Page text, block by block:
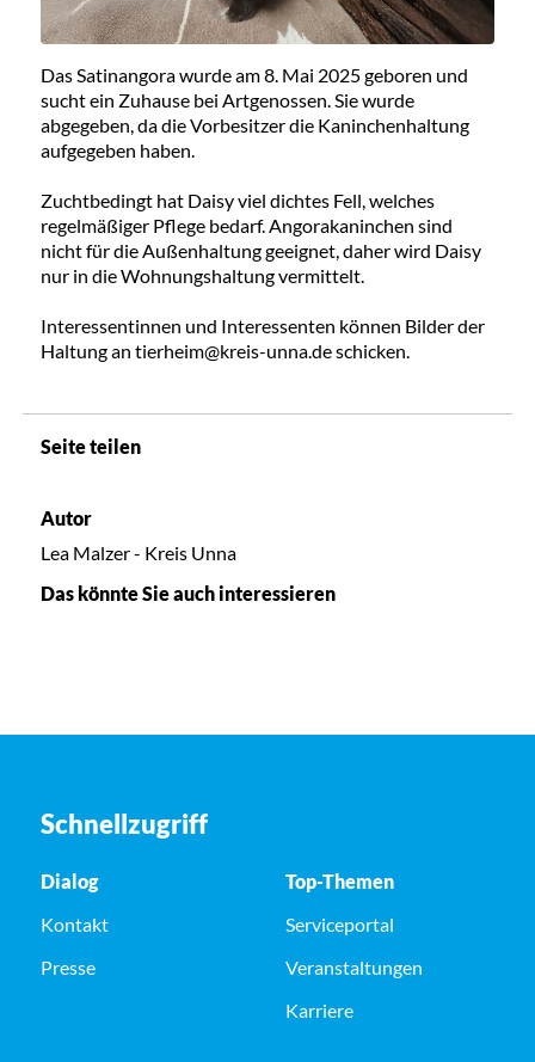
Das Satinangora wurde am 8. Mai 2025 geboren und
sucht ein Zuhause bei Artgenossen. Sie wurde
abgegeben, da die Vorbesitzer die Kaninchenhaltung
aufgegeben haben.
Zuchtbedingt hat Daisy viel dichtes Fell, welches
regelmäßiger Pflege bedarf. Angorakaninchen sind
nicht für die Außenhaltung geeignet, daher wird Daisy
nur in die Wohnungshaltung vermittelt.
Interessentinnen und Interessenten können Bilder der
Haltung an tierheim@kreis-unna.de schicken.
Seite teilen
Autor
Lea Malzer - Kreis Unna
Das könnte Sie auch interessieren
Schnellzugriff
Dialog
Kontakt
Presse
Top-Themen
Serviceportal
Veranstaltungen
Karriere